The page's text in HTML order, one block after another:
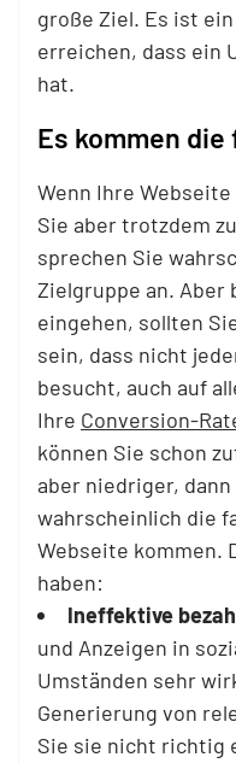
große Ziel. Es ist
erreichen, dass ein
hat.
Es kommen
Wenn Ihre
Sie aber trotzdem
sprechen Sie
Zielgruppe an. Aber
eingehen, sollten
sein, dass nicht
besucht, auch auf
Ihre Conversion-
können Sie schon
aber niedriger,
wahrscheinlich die
Webseite kommen.
haben:
Ineffektive
und Anzeigen in
Umständen sehr
Generierung von
Sie sie nicht richtig